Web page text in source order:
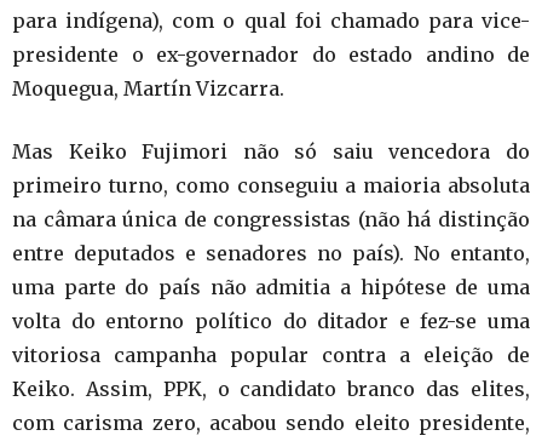
para indígena), com o qual foi chamado para vice-
presidente o ex-governador do estado andino de
Moquegua, Martín Vizcarra.
Mas Keiko Fujimori não só saiu vencedora do
primeiro turno, como conseguiu a maioria absoluta
na câmara única de congressistas (não há distinção
entre deputados e senadores no país). No entanto,
uma parte do país não admitia a hipótese de uma
volta do entorno político do ditador e fez-se uma
vitoriosa campanha popular contra a eleição de
Keiko. Assim, PPK, o candidato branco das elites,
com carisma zero, acabou sendo eleito presidente,